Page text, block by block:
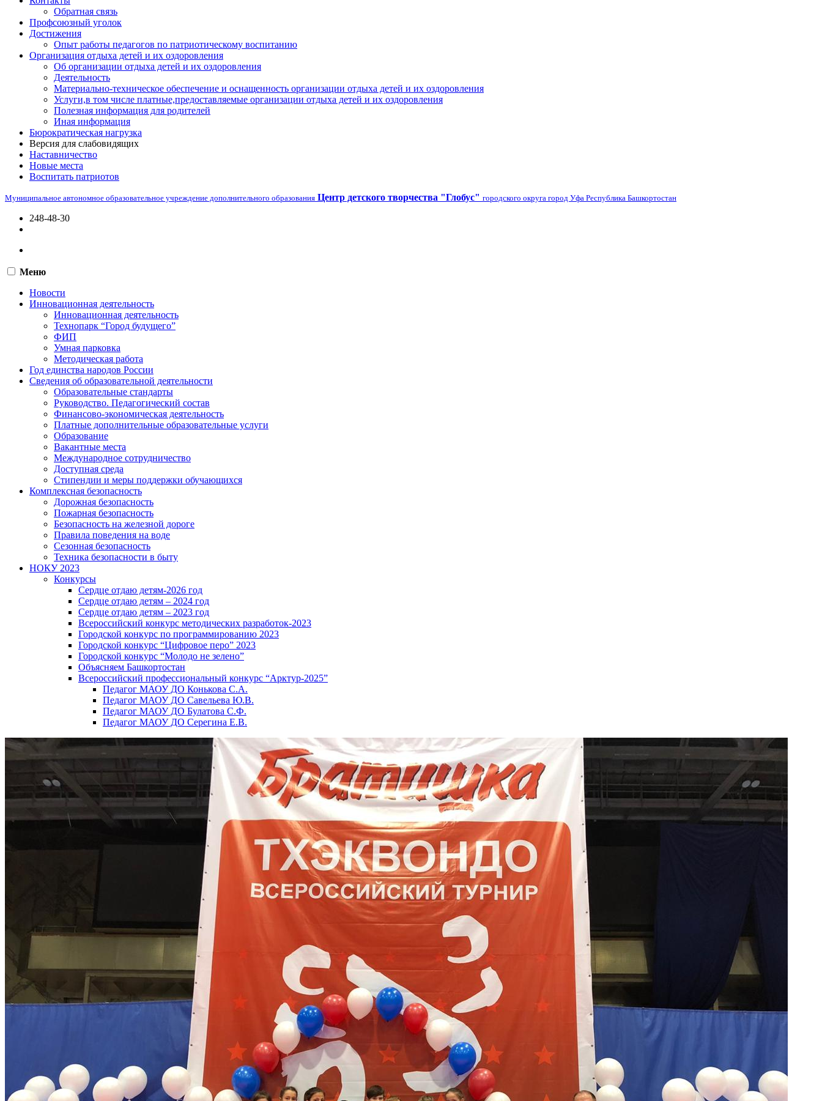
Обратная связь
Профсоюзный уголок
Достижения
Опыт работы педагогов по патриотическому воспитанию
Организация отдыха детей и их оздоровления
Об организации отдыха детей и их оздоровления
Деятельность
Материально-техническое обеспечение и оснащенность организации отдыха детей и их оздоровления
Услуги,в том числе платные,предоставляемые организации отдыха детей и их оздоровления
Полезная информация для родителей
Иная информация
Бюрократическая нагрузка
Версия для слабовидящих
Наставничество
Новые места
Воспитать патриотов
Муниципальное автономное образовательное учреждение дополнительного образования Центр детского творчества "Глобус" городского округа город Уфа Республика Башкортостан
248-48-30
Меню
Новости
Инновационная деятельность
Инновационная деятельность
Технопарк “Город будущего”
ФИП
Умная парковка
Методическая работа
Год единства народов России
Сведения об образовательной деятельности
Образовательные стандарты
Руководство. Педагогический состав
Финансово-экономическая деятельность
Платные дополнительные образовательные услуги
Образование
Вакантные места
Международное сотрудничество
Доступная среда
Стипендии и меры поддержки обучающихся
Комплексная безопасность
Дорожная безопасность
Пожарная безопасность
Безопасность на железной дороге
Правила поведения на воде
Сезонная безопасность
Техника безопасности в быту
НОКУ 2023
Конкурсы
Сердце отдаю детям-2026 год
Сердце отдаю детям – 2024 год
Сердце отдаю детям – 2023 год
Всероссийский конкурс методических разработок-2023
Городской конкурс по программированию 2023
Городской конкурс “Цифровое перо” 2023
Городской конкурс “Молодо не зелено”
Объясняем Башкортостан
Всероссийский профессиональный конкурс “Арктур-2025”
Педагог МАОУ ДО Конькова С.А.
Педагог МАОУ ДО Савельева Ю.В.
Педагог МАОУ ДО Булатова С.Ф.
Педагог МАОУ ДО Серегина Е.В.